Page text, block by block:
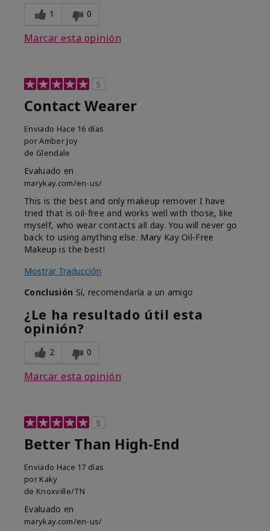
1 0
Marcar esta opinión
5
Contact Wearer
Enviado Hace 16 días
porAmber Joy
de Glendale
Evaluado en
marykay.com/en-us/
This is the best and only makeup remover I have
tried that is oil-free and works well with those, like
myself, who wear contacts all day. You will never go
back to using anything else. Mary Kay Oil-Free
Makeup is the best!
Mostrar Traducción
Conclusión Sí, recomendaría a un amigo
¿Le ha resultado útil esta
opinión?
2 0
Marcar esta opinión
5
Better Than High-End
Enviado Hace 17 días
por Kaky
de Knoxville/TN
Evaluado en
marykay.com/en-us/